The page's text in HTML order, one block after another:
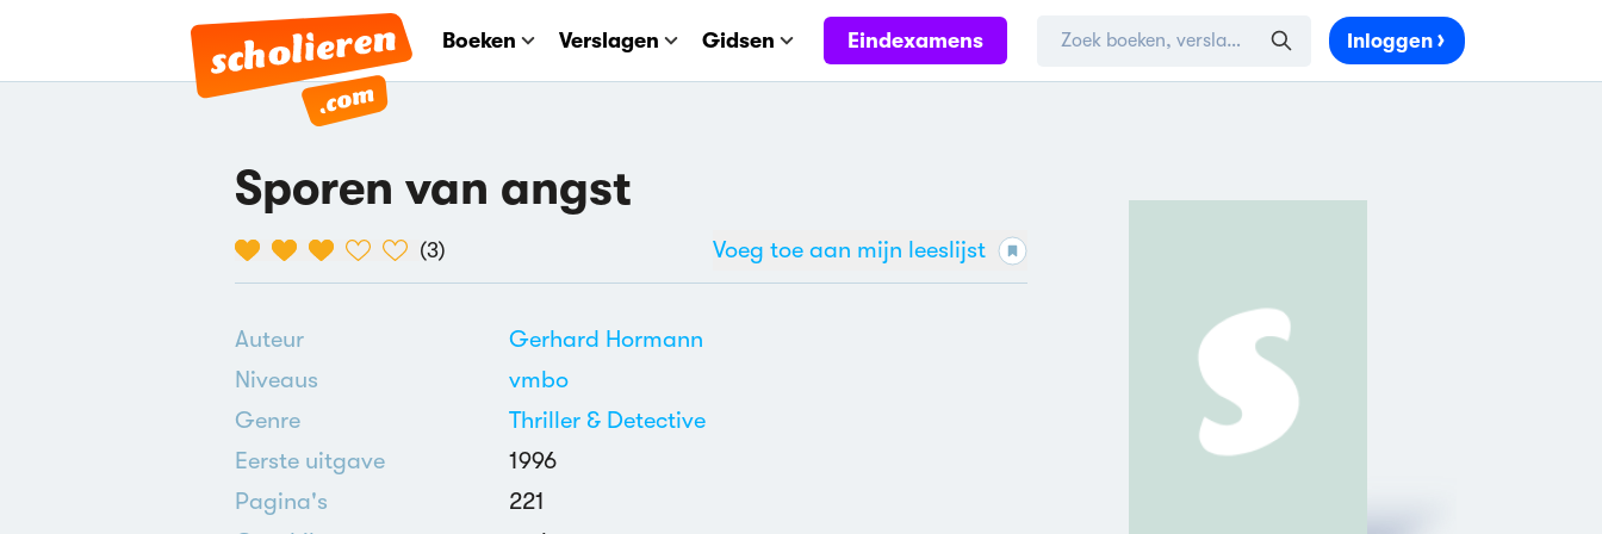
Boeken Verslagen Gidsen Eindexamens Inloggen
Sporen van angst
(3) Voeg toe aan mijn leeslijst
Auteur
Gerhard Hormann
Niveaus
vmbo
Genre
Thriller & Detective
Eerste uitgave
1996
Pagina's
221